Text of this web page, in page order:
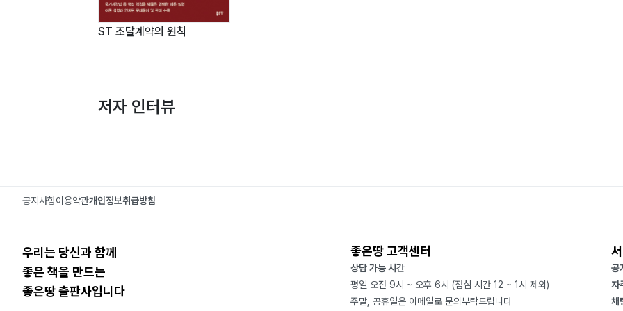
ST 조달계약의 원칙
저자 인터뷰
공지사항이용약관개인정보취급방침
우리는 당신과 함께
좋은 책을 만드는
좋은땅 출판사입니다
좋은땅 고객센터
상담 가능 시간
평일 오전 9시 ~ 오후 6시 (점심 시간 12 ~ 1시 제외)
주말, 공휴일은 이메일로 문의부탁드립니다
공
자
채